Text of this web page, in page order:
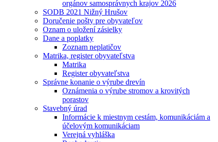
orgánov samosprávnych krajov 2026
SODB 2021 Nižný Hrušov
Doručenie pošty pre obyvateľov
Oznam o uložení zásielky
Dane a poplatky
Zoznam neplatičov
Matrika, register obyvateľstva
Matrika
Register obyvateľstva
Správne konanie o výrube drevín
Oznámenia o výrube stromov a krovitých
porastov
Stavebný úrad
Informácie k miestnym cestám, komunikáciám a
účelovým komunikáciam
Verejná vyhláška